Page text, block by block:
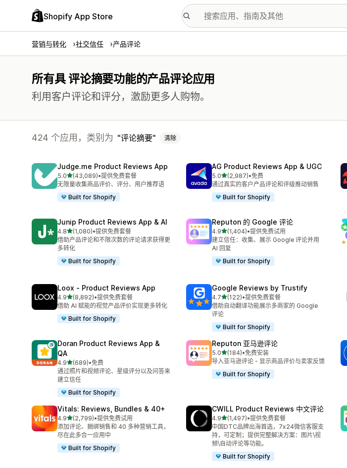
Shopify App Store
营销与转化 社交信任 产品评论
所有具 评论摘要功能的产品评论应用
利用客户评论和评分，激励更多人购物。
424 个应用，类别为 评论摘要 清除
Judge.me Product Reviews App
5.0星（满分 5 星）
(43,089)
总共 43089 条评论
•提供免费套餐
无限量收集商品评价、评分、用户推荐语
Built for Shopify
AG Product Reviews App & UGC
5.0星（满分 5 星）
(2,987)
总共 2987 条评论
•免费
通过真实的客户产品评论和评级推动销售
Built for Shopify
Junip Product Reviews App & AI
4.8星（满分 5 星）
(1,080)
总共 1080 条评论
•提供免费套餐
借助产品评论和不限次数的评论请求获得更
多转化
Built for Shopify
Reputon 的 Google 评论
4.9星（满分 5 星）
(1,404)
总共 1404 条评论
•提供免费试用
建立信任：收集、展示 Google 评论并用
AI 回复
Built for Shopify
Loox ‑ Product Reviews App
4.9星（满分 5 星）
(8,892)
总共 8892 条评论
•提供免费套餐
借助 AI 赋能的视觉产品评价实现更多转化
Built for Shopify
Google Reviews by Trustify
4.7星（满分 5 星）
(122)
总共 122 条评论
•提供免费套餐
借助自动翻译功能展示多商家的 Google
评论
Built for Shopify
Doran Product Reviews App &
QA
4.9星（满分 5 星）
(689)
总共 689 条评论
•免费
通过照片和视频评论、星级评分以及问答来
建立信任
Built for Shopify
Reputon 亚马逊评论
5.0星（满分 5 星）
(184)
总共 184 条评论
•免费安装
导入亚马逊评论 - 显示商品评价与卖家反馈
Built for Shopify
Vitals: Reviews, Bundles & 40+
4.9星（满分 5 星）
(2,799)
总共 2799 条评论
•提供免费试用
添加评论、捆绑销售和 40 多种营销工具，
尽在此多合一应用中
Built for Shopify
CWILL Product Reviews 中文评论
4.9星（满分 5 星）
(1,497)
总共 1497 条评论
•提供免费套餐
中国DTC品牌出海首选，7x24微信客服支
持，可定制；提供完整解决方案：图片\视
频\自动评论等功能。
Built for Shopify